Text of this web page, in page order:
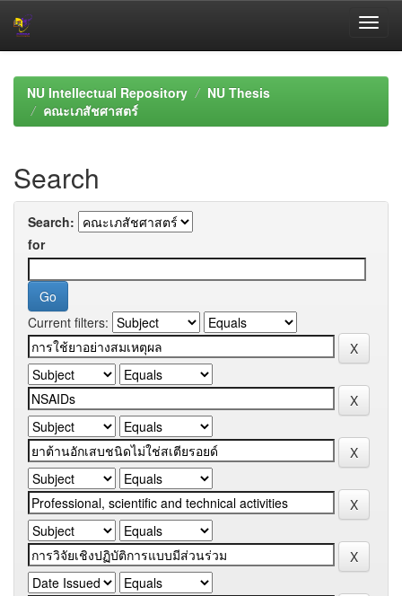
navigationNU Intellectual Repository
NU Thesis
คณะเภสัชศาสตร์
Search
Search:
for
Current filters: